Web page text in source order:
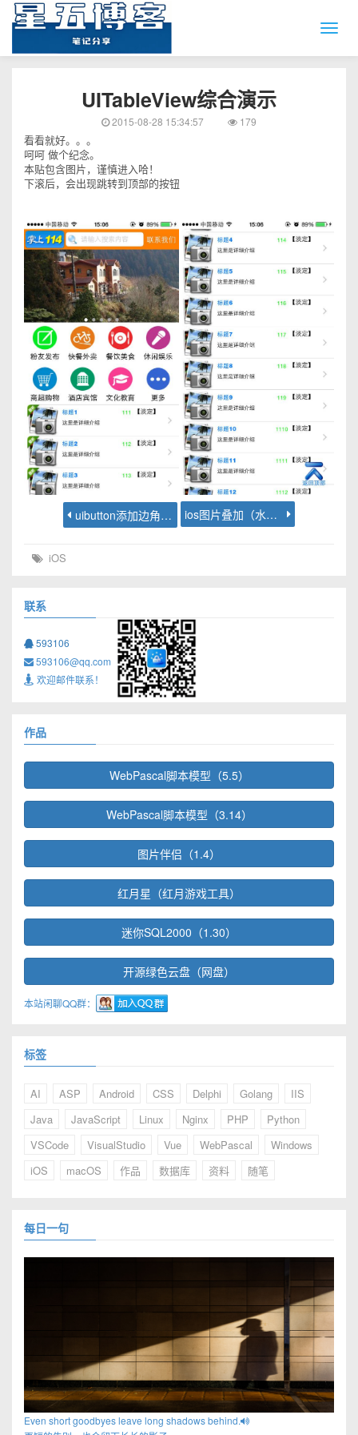
UITableView综合演示
2015-08-28 15:34:57 179
看看就好。。。
呵呵 做个纪念。
本贴包含图片，谨慎进入哈！
下滚后，会出现跳转到顶部的按钮
uibutton添加边角提示 ios图片叠加（水印）
iOS
联系
593106
593106@qq.com
欢迎邮件联系！
作品
WebPascal脚本模型（5.5）
WebPascal脚本模型（3.14）
图片伴侣（1.4）
红月星（红月游戏工具）
迷你SQL2000（1.30）
开源绿色云盘（网盘）
本站闲聊QQ群：
标签
AI ASP Android CSS Delphi Golang
IIS
Java
JavaScript Linux Nginx PHP
Python
VSCode
VisualStudio Vue WebPascal
Windows
iOS
macOS 作品 数据库 资料 随笔
每日一句
Even short goodbyes leave long shadows behind.